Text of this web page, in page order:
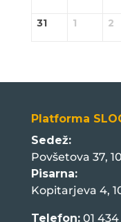
31 1 2
Platforma
Sedež:
Povšetova 37,
Pisarna:
Kopitarjeva 4,
Telefon:01